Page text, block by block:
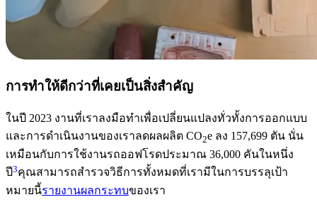
การทำให้ดีกว่าที่เคยเป็นสิ่งสำคัญ
ในปี 2023 งานที่เราลงมือทำเพื่อเปลี่ยนแปลงทั่วทั้งการออกแบบ
และการดำเนินงานของเราลดผลผลิต CO2e ลง 157,699 ตัน นั่น
เหมือนกับการใช้งานรถออฟโรดประมาณ 36,000 คันในหนึ่ง
ปี3คุณสามารถสำรวจวิธีการทั้งหมดที่เรามีในการบรรลุเป้า
หมายนี้รายงานผลกระทบของเรา